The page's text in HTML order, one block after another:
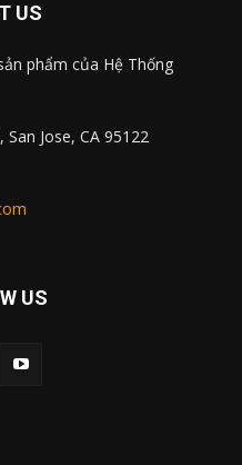
US
phẩm của Hệ Thống
Jose, CA 95122
US